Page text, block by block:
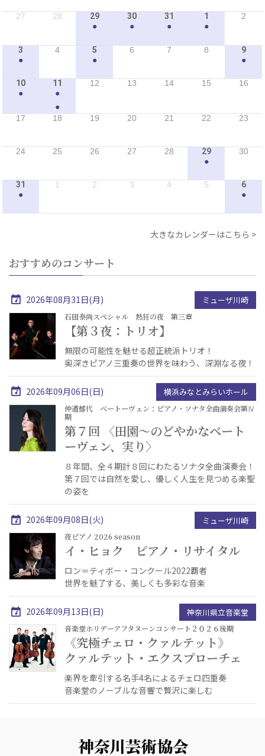
27 28 29 30 31 1 2
● ● ● ●
3 4 5 6 7 8 9
● ● ●
10 11 12 13 14 15 16
●
●
●
17 18 19 20 21 22 23
24 25 26 27 28 29 30
●
31 1 2 3 4 5 6
● ●
大きなカレンダーはこちら
おすすめのコンサート
2026年08月31日(月) ミューザ川崎
石田泰尚スペシャル 熱狂の夜 第三章
【第３夜：トリオ】
無限の可能性を魅せる超正統派トリオ！
奥深きピアノ三重奏の世界を味わう、深淵なる夜！
2026年09月06日(日) 横浜みなとみらいホール
仲道郁代 ベートーヴェン：ピアノ・ソナタ全曲演奏会第Ⅳ
期
第７回 〈田園～のどやかなベート
ーヴェン、実り〉
８年間、全４期計８回にわたるソナタ全曲演奏会！
第７回では自然を愛し、優しく人生を見つめる楽聖
の姿を
2026年09月08日(火) ミューザ川崎
夜ピアノ 2026 season
イ・ヒョク ピアノ・リサイタル
ロン＝ティボー・コンクール2022覇者
世界を魅了する、美しくも多彩な音楽
2026年09月13日(日) 神奈川県立音楽堂
音楽堂ホリデーアフタヌーンコンサート２０２６後期
《究極チェロ・クァルテット》
クァルテット・エクスプローチェ
楽界を牽引する名手4名によるチェロ四重奏
音楽堂のノーブルな音響で贅沢に楽しむ